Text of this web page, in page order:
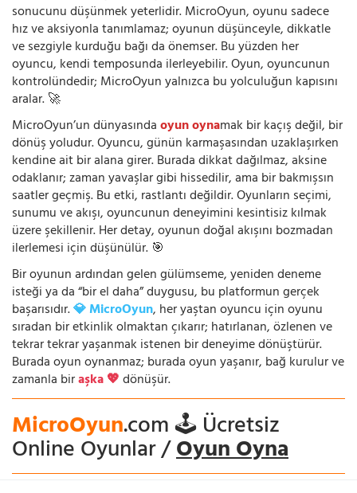
sonucunu düşünmek yeterlidir. MicroOyun, oyunu sadece
hız ve aksiyonla tanımlamaz; oyunun düşünceyle, dikkatle
ve sezgiyle kurduğu bağı da önemser. Bu yüzden her
oyuncu, kendi temposunda ilerleyebilir. Oyun, oyuncunun
kontrolündedir; MicroOyun yalnızca bu yolculuğun kapısını
aralar. 🚀
MicroOyun’un dünyasındaoyun oynamak bir kaçış değil, bir
dönüş yoludur. Oyuncu, günün karmaşasından uzaklaşırken
kendine ait bir alana girer. Burada dikkat dağılmaz, aksine
odaklanır; zaman yavaşlar gibi hissedilir, ama bir bakmışsın
saatler geçmiş. Bu etki, rastlantı değildir. Oyunların seçimi,
sunumu ve akışı, oyuncunun deneyimini kesintisiz kılmak
üzere şekillenir. Her detay, oyunun doğal akışını bozmadan
ilerlemesi için düşünülür. 🎯
Bir oyunun ardından gelen gülümseme, yeniden deneme
isteği ya da “bir el daha” duygusu, bu platformun gerçek
başarısıdır.💎 MicroOyun, her yaştan oyuncu için oyunu
sıradan bir etkinlik olmaktan çıkarır; hatırlanan, özlenen ve
tekrar tekrar yaşanmak istenen bir deneyime dönüştürür.
Burada oyun oynanmaz; burada oyun yaşanır, bağ kurulur ve
zamanla biraşka 💖dönüşür.
MicroOyun.com 🕹️ Ücretsiz
Online Oyunlar /Oyun Oyna